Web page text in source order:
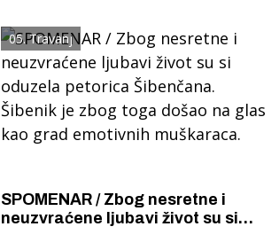
zlostavljao svoju suprugu 28-
godišnju M.B.
05. Travanj
SPOMENAR / Zbog nesretne i
neuzvraćene ljubavi život su si